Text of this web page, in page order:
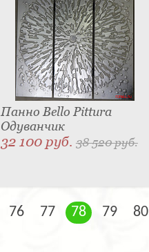
Панно Bello Pittura
Одуванчик
32 100 руб. 38 520 руб.
76 77 78 79 80